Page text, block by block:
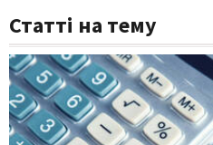
Статті на тему